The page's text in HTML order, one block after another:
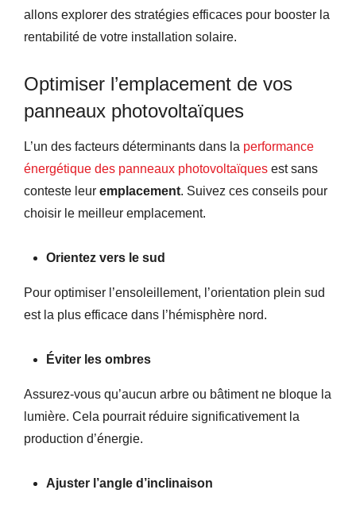
allons explorer des stratégies efficaces pour booster la
rentabilité de votre installation solaire.
Optimiser l’emplacement de vos
panneaux photovoltaïques
L’un des facteurs déterminants dans la performance
énergétique des panneaux photovoltaïques est sans
conteste leur emplacement. Suivez ces conseils pour
choisir le meilleur emplacement.
Orientez vers le sud
Pour optimiser l’ensoleillement, l’orientation plein sud
est la plus efficace dans l’hémisphère nord.
Éviter les ombres
Assurez-vous qu’aucun arbre ou bâtiment ne bloque la
lumière. Cela pourrait réduire significativement la
production d’énergie.
Ajuster l’angle d’inclinaison